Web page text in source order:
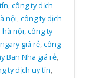
,công ty dịch
nội,công ty dịch
hà nội,công ty
giá rẻ,công
Ban Nha giá rẻ,
ty dịch uy tín,